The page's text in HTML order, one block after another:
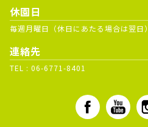
休園日
毎週月曜日（休日にあたる場合は翌日）
連絡先
TEL : 06-6771-8401